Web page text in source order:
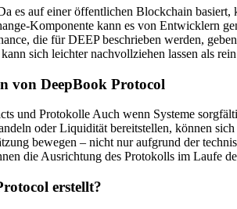
es auf einer öffentlichen Blockchain
Komponente kann es von Entwicklern
die für DEEP beschrieben werden,
sich leichter nachvollziehen lassen als
von DeepBook Protocol
und Protokolle Auch wenn Systeme
oder Liquidität bereitstellen, können
bewegen – nicht nur aufgrund der
die Ausrichtung des Protokolls im Laufe
erstellt?